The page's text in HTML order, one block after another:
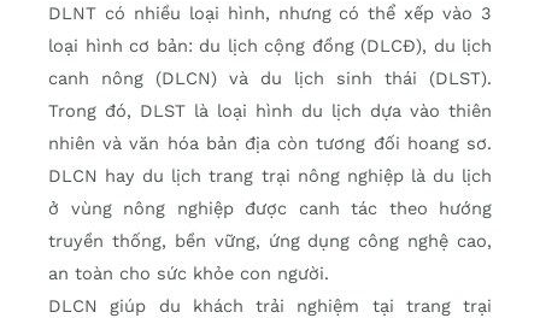
DLNT có nhiều loại hình, nhưng có thể xếp vào 3
loại hình cơ bản: du lịch cộng đồng (DLCĐ), du lịch
canh nông (DLCN) và du lịch sinh thái (DLST).
Trong đó, DLST là loại hình du lịch dựa vào thiên
nhiên và văn hóa bản địa còn tương đối hoang sơ.
DLCN hay du lịch trang trại nông nghiệp là du lịch
ở vùng nông nghiệp được canh tác theo hướng
truyền thống, bền vững, ứng dụng công nghệ cao,
an toàn cho sức khỏe con người.
DLCN giúp du khách trải nghiệm tại trang trại